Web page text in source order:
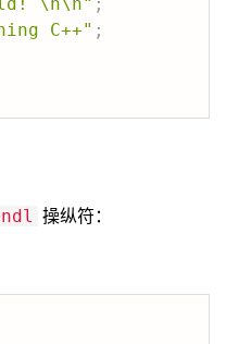
C++" ;
操纵符：